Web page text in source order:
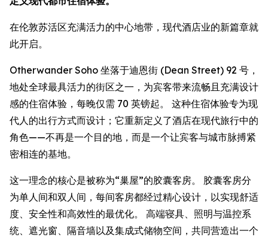
在伦敦苏活区充满活力的中心地带，现代酒店业的新篇章就
此开启。
Otherwander Soho 坐落于迪恩街 (Dean Street) 92 号，
地处全球最具活力的街区之一，为宾客带来流畅且充满设计
感的住宿体验，每晚仅需 70 英镑起。 这种住宿体验专为现
代人的出行方式而设计；它重新定义了酒店在现代旅行中的
角色——不再是一个目的地，而是一个让宾客与城市脉搏紧
密相连的基地。
这一理念的核心是被称为“巢屋”的胶囊客房。 胶囊客房分
为单人间和双人间，每间客房都经过精心设计，以实现舒适
度、安全性和高效性的最优化。 高端寝具、照明与温控系
统、遮光窗、隔音墙以及集成式储物空间，共同营造出一个